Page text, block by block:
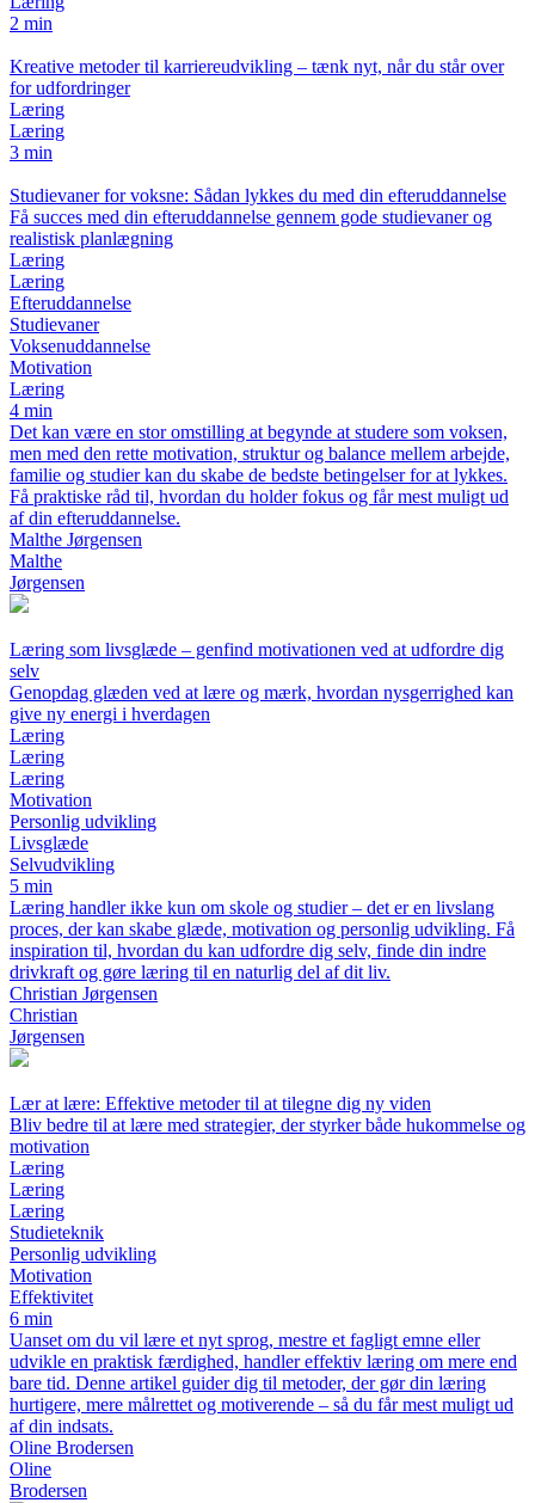
2 min
Kreative metoder til karriereudvikling – tænk nyt, når du står over
for udfordringer
Læring
Læring
3 min
Studievaner for voksne: Sådan lykkes du med din efteruddannelse
Få succes med din efteruddannelse gennem gode studievaner og
realistisk planlægning
Læring
Læring
Efteruddannelse
Studievaner
Voksenuddannelse
Motivation
Læring
4 min
Det kan være en stor omstilling at begynde at studere som voksen,
men med den rette motivation, struktur og balance mellem arbejde,
familie og studier kan du skabe de bedste betingelser for at lykkes.
Få praktiske råd til, hvordan du holder fokus og får mest muligt ud
af din efteruddannelse.
Malthe Jørgensen
Malthe
Jørgensen
Læring som livsglæde – genfind motivationen ved at udfordre dig
selv
Genopdag glæden ved at lære og mærk, hvordan nysgerrighed kan
give ny energi i hverdagen
Læring
Læring
Læring
Motivation
Personlig udvikling
Livsglæde
Selvudvikling
5 min
Læring handler ikke kun om skole og studier – det er en livslang
proces, der kan skabe glæde, motivation og personlig udvikling. Få
inspiration til, hvordan du kan udfordre dig selv, finde din indre
drivkraft og gøre læring til en naturlig del af dit liv.
Christian Jørgensen
Christian
Jørgensen
Lær at lære: Effektive metoder til at tilegne dig ny viden
Bliv bedre til at lære med strategier, der styrker både hukommelse og
motivation
Læring
Læring
Læring
Studieteknik
Personlig udvikling
Motivation
Effektivitet
6 min
Uanset om du vil lære et nyt sprog, mestre et fagligt emne eller
udvikle en praktisk færdighed, handler effektiv læring om mere end
bare tid. Denne artikel guider dig til metoder, der gør din læring
hurtigere, mere målrettet og motiverende – så du får mest muligt ud
af din indsats.
Oline Brodersen
Oline
Brodersen